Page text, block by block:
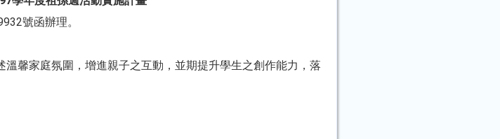
號函辦理。
馨家庭氛圍，增進親子之互動，並期提升學生之創作能力，落